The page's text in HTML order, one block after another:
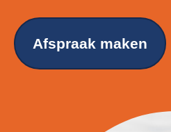
Afspraak maken